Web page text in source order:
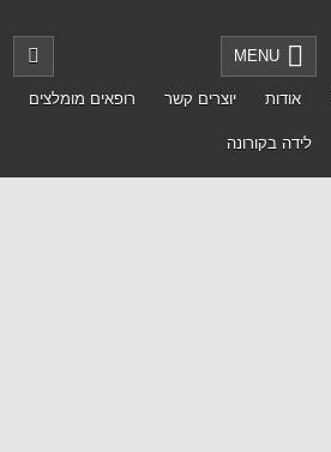
MENU
אודות יוצרים קשר רופאים מומלצים
לידה בקורונה